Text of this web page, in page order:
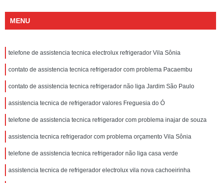
MENU
telefone de assistencia tecnica electrolux refrigerador Vila Sônia
contato de assistencia tecnica refrigerador com problema Pacaembu
contato de assistencia tecnica refrigerador não liga Jardim São Paulo
assistencia tecnica de refrigerador valores Freguesia do Ó
telefone de assistencia tecnica refrigerador com problema inajar de souza
assistencia tecnica refrigerador com problema orçamento Vila Sônia
telefone de assistencia tecnica refrigerador não liga casa verde
assistencia tecnica de refrigerador electrolux vila nova cachoeirinha